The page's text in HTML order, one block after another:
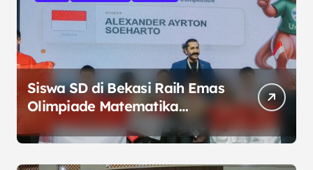
Siswa SD di Bekasi Raih Emas
Olimpiade Matematika
Internasional di Malaysia